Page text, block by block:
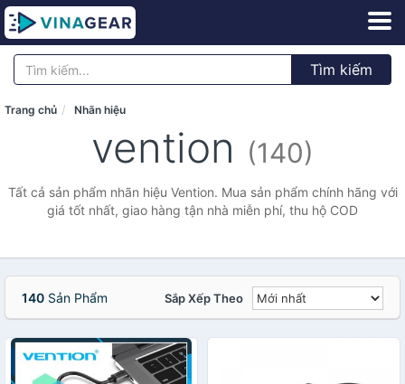
Tìm kiếm
Trang chủ Nhãn hiệu
vention (140)
Tất cả sản phẩm nhãn hiệu Vention. Mua sản phẩm chính hãng với
giá tốt nhất, giao hàng tận nhà miễn phí, thu hộ COD
140 Sản Phẩm Sắp Xếp Theo